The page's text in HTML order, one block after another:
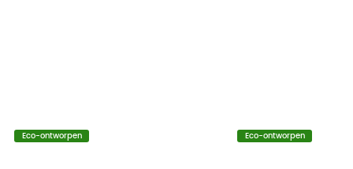
Eco-ontworpen Eco-ontworpen